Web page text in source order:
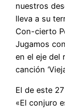
nuestros
lleva a su
Con-cierto
Jugamos
en el eje del
canción
El de este
«El conjuro